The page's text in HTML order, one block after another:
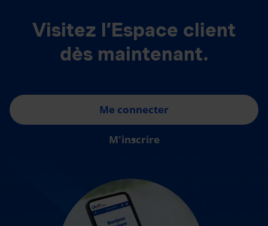
Visitez l’Espace client
dès maintenant.
Me connecter
M'inscrire